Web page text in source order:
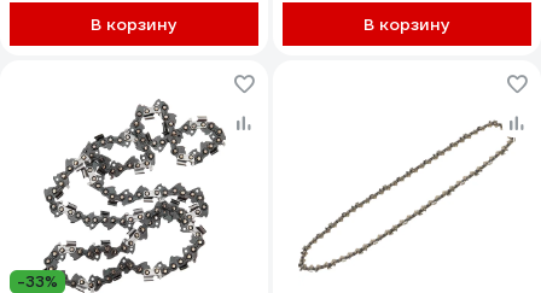
В корзину В корзину
-33%